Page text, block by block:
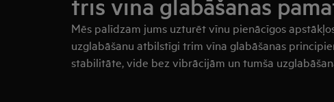
trīs vīna glabāšanas
Mēs palīdzam jums uzturēt vīnu pienācīgos
uzglabāšanu atbilstīgi trim vīna glabāšanas
stabilitāte, vide bez vibrācijām un tumša